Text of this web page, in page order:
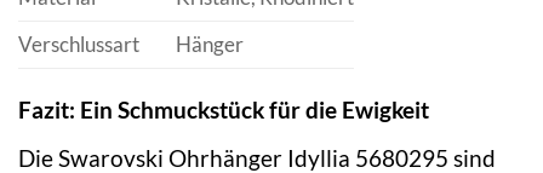
Verschlussart
Hänger
Fazit: Ein Schmuckstück für die Ewigkeit
Die Swarovski Ohrhänger Idyllia 5680295 sind